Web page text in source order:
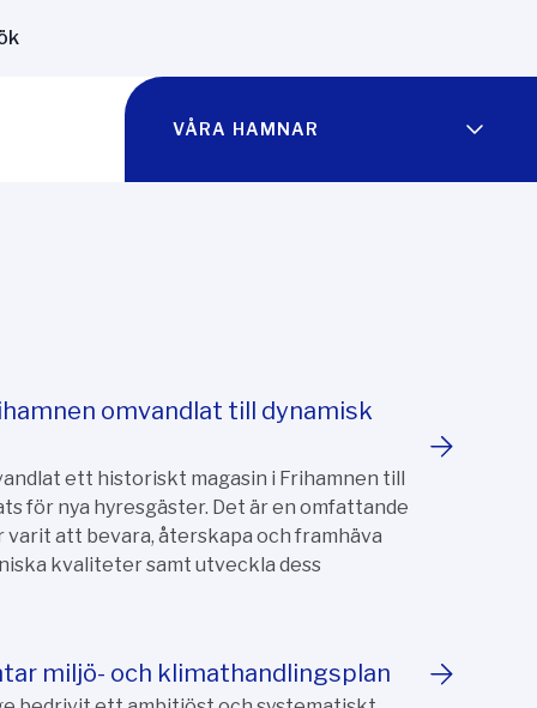
VÅRA HAMNAR
omvandlat till dynamisk
ett historiskt magasin i Frihamnen till
för nya hyresgäster. Det är en omfattande
att bevara, återskapa och framhäva
kvaliteter samt utveckla dess
miljö- och klimathandlingsplan